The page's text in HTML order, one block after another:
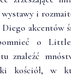
i
Diego akcentów
o
znaleźć
kościół, w